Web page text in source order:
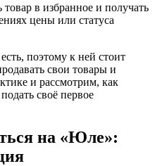
в избранное и получать
цены или статуса
поэтому к ней стоит
свои товары и
и рассмотрим, как
своё первое
на «Юле»: